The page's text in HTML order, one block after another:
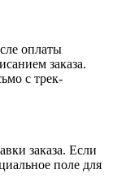
оплаты
заказа.
с трек-
заказа. Если
поле для